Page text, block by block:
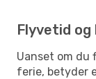
Flyvetid
Uanset om du
ferie, betyder